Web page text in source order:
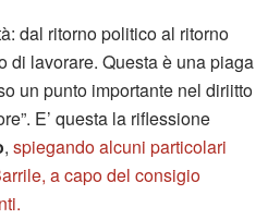
dal ritorno politico al ritorno
di lavorare. Questa è una piaga
un punto importante nel diriitto
E’ questa la riflessione
, spiegando alcuni particolari
a capo del consigio